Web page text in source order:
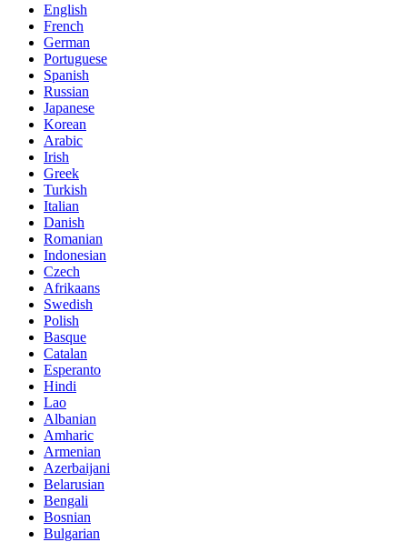
English
French
German
Portuguese
Spanish
Russian
Japanese
Korean
Arabic
Irish
Greek
Turkish
Italian
Danish
Romanian
Indonesian
Czech
Afrikaans
Swedish
Polish
Basque
Catalan
Esperanto
Hindi
Lao
Albanian
Amharic
Armenian
Azerbaijani
Belarusian
Bengali
Bosnian
Bulgarian